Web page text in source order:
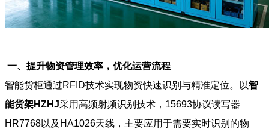
一、提升物资管理效率，优化运营流程
智能货柜通过RFID技术实现物资快速识别与精准定位。以智
能货架HZHJ采用高频射频识别技术，15693协议读写器
HR7768以及HA1026天线，主要应用于需要实时识别的物